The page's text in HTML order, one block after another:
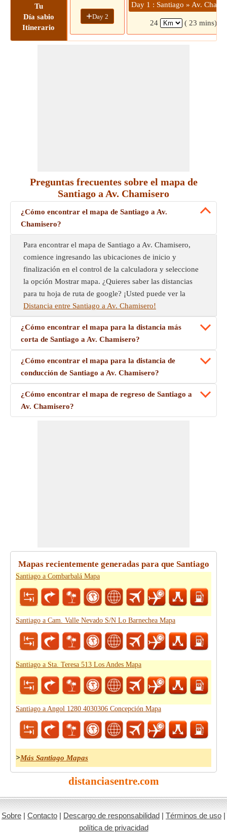
Tu
Día sabio
Itinerario
+Day 2
Day 1 : Santiago » Av.
24 ( 23 mins)
Preguntas frecuentes sobre el mapa de
Santiago a Av. Chamisero
¿Cómo encontrar el mapa de Santiago a Av.
Chamisero?
Para encontrar el mapa de Santiago a Av. Chamisero,
comience ingresando las ubicaciones de inicio y
finalización en el control de la calculadora y seleccione
la opción Mostrar mapa. ¿Quieres saber las distancias
para tu hoja de ruta de google? ¡Usted puede ver la
Distancia entre Santiago a Av. Chamisero!
¿Cómo encontrar el mapa para la distancia más
corta de Santiago a Av. Chamisero?
¿Cómo encontrar el mapa para la distancia de
conducción de Santiago a Av. Chamisero?
¿Cómo encontrar el mapa de regreso de Santiago a
Av. Chamisero?
Mapas recientemente generadas para que Santiago
Santiago a Combarbalá Mapa
Santiago a Cam. Valle Nevado S/N Lo Barnechea Mapa
Santiago a Sta. Teresa 513 Los Andes Mapa
Santiago a Angol 1280 4030306 Concepción Mapa
>Más Santiago Mapas
distanciasentre.com
Sobre | Contacto | Descargo de responsabilidad | Términos de uso |
política de privacidad